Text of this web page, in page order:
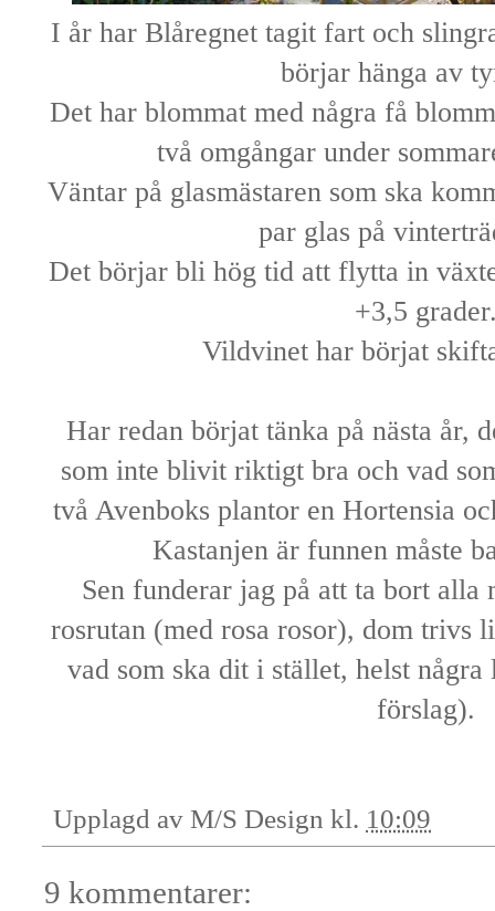
I år har Blåregnet tagit fart och
börjar hänga av
Det har blommat med några få
två omgångar under
Väntar på glasmästaren som ska
par glas på
Det börjar bli hög tid att flytta in
+3,5
Vildvinet har börjat
Har redan börjat tänka på nästa år,
som inte blivit riktigt bra och vad
två Avenboks plantor en Hortensia
Kastanjen är funnen måste
Sen funderar jag på att ta bort
rosrutan (med rosa rosor), dom trivs
vad som ska dit i stället, helst
förslag).
Upplagd av M/S Design kl. 10:09
9 kommentarer: